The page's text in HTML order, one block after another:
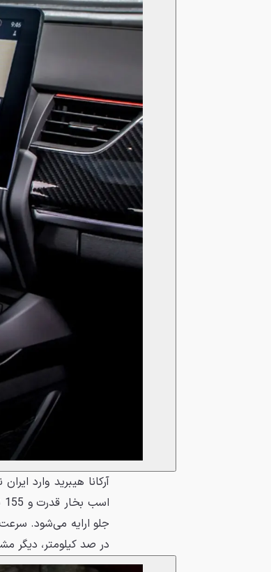
در صد کیلومتر، دیگر